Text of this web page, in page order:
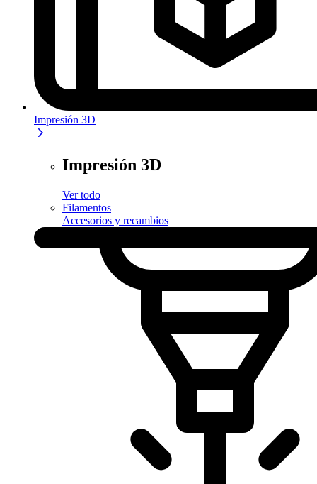
Impresión 3D
Impresión 3D
Ver todo
Filamentos
Accesorios y recambios